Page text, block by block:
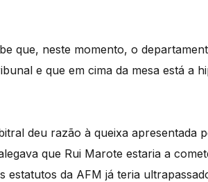
que, neste momento, o
e que em cima da mesa está a
deu razão à queixa apresentada
que Rui Marote estaria a
estatutos da AFM já teria